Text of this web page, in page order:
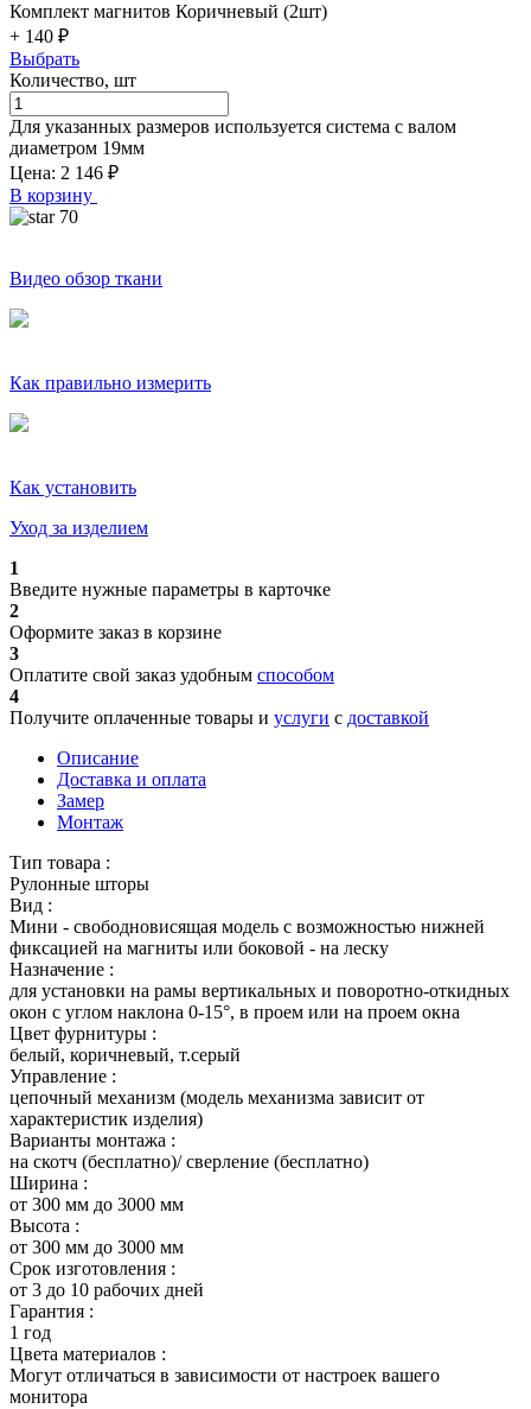
Комплект магнитов Коричневый (2шт)
+ 140 ₽
Выбрать
Количество, шт
Для указанных размеров используется система с валом
диаметром 19мм
Цена: 2 146 ₽
В корзину
70
Видео обзор ткани
Как правильно измерить
Как установить
Уход за изделием
1
Введите нужные параметры в карточке
2
Оформите заказ в корзине
3
Оплатите свой заказ удобным способом
4
Получите оплаченные товары и услуги с доставкой
Описание
Доставка и оплата
Замер
Монтаж
Тип товара :
Рулонные шторы
Вид :
Мини - свободновисящая модель с возможностью нижней
фиксацией на магниты или боковой - на леску
Назначение :
для установки на рамы вертикальных и поворотно-откидных
окон с углом наклона 0-15°, в проем или на проем окна
Цвет фурнитуры :
белый, коричневый, т.серый
Управление :
цепочный механизм (модель механизма зависит от
характеристик изделия)
Варианты монтажа :
на скотч (бесплатно)/ сверление (бесплатно)
Ширина :
от 300 мм до 3000 мм
Высота :
от 300 мм до 3000 мм
Срок изготовления :
от 3 до 10 рабочих дней
Гарантия :
1 год
Цвета материалов :
Могут отличаться в зависимости от настроек вашего
монитора